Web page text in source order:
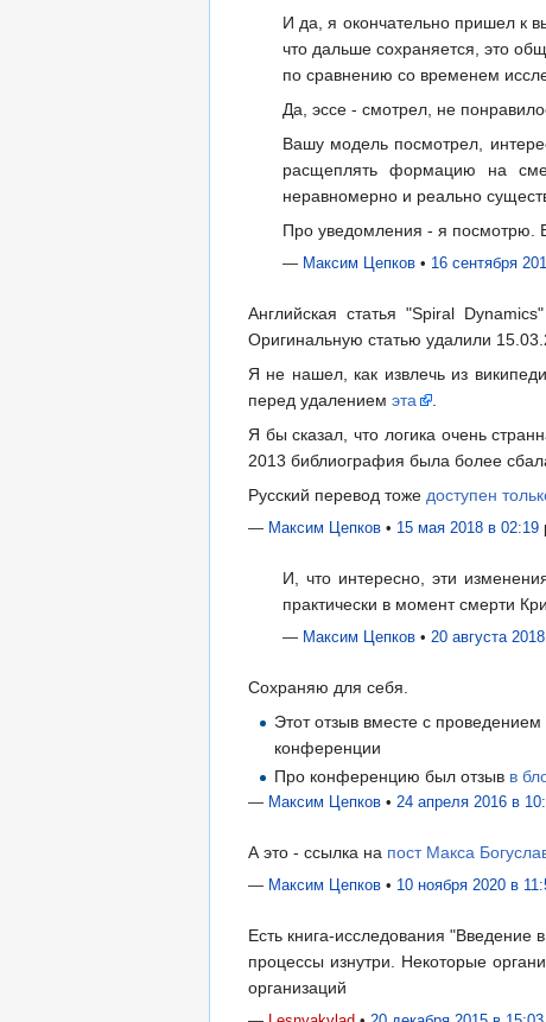
И да, я окончательно пришел к
что дальше сохраняется, это
по сравнению со временем
Да, эссе - смотрел, не
Вашу модель посмотрел,
расщеплять формацию на
неравномерно и реально
Про уведомления - я посмотрю.
— Максим Цепков • 16 сентября
Английская статья "Spiral
Оригинальную статью удалили
Я не нашел, как извлечь из
перед удалением эта
Я бы сказал, что логика очень
2013 библиография была более
Русский перевод тоже доступен
— Максим Цепков • 15 мая 2018 в 02:19
И, что интересно, эти
практически в момент смерти
— Максим Цепков • 20 августа
Сохраняю для себя.
Этот отзыв вместе с
конференции
Про конференцию был отзыв в
— Максим Цепков • 24 апреля 2016 в
А это - ссылка на пост Макса
— Максим Цепков • 10 ноября 2020 в
Есть книга-исследования
процессы изнутри. Некоторые
организаций